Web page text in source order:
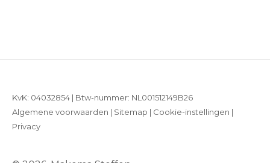
KvK: 04032854 | Btw-nummer: NL001512149B26
Algemene voorwaarden | Sitemap | Cookie-instellingen |
Privacy